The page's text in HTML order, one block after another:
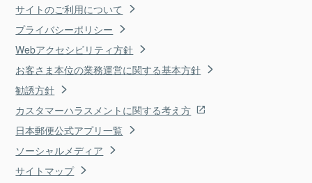
サイトのご利用について
プライバシーポリシー
Webアクセシビリティ方針
お客さま本位の業務運営に関する基本方針
勧誘方針
カスタマーハラスメントに関する考え方
日本郵便公式アプリ一覧
ソーシャルメディア
サイトマップ